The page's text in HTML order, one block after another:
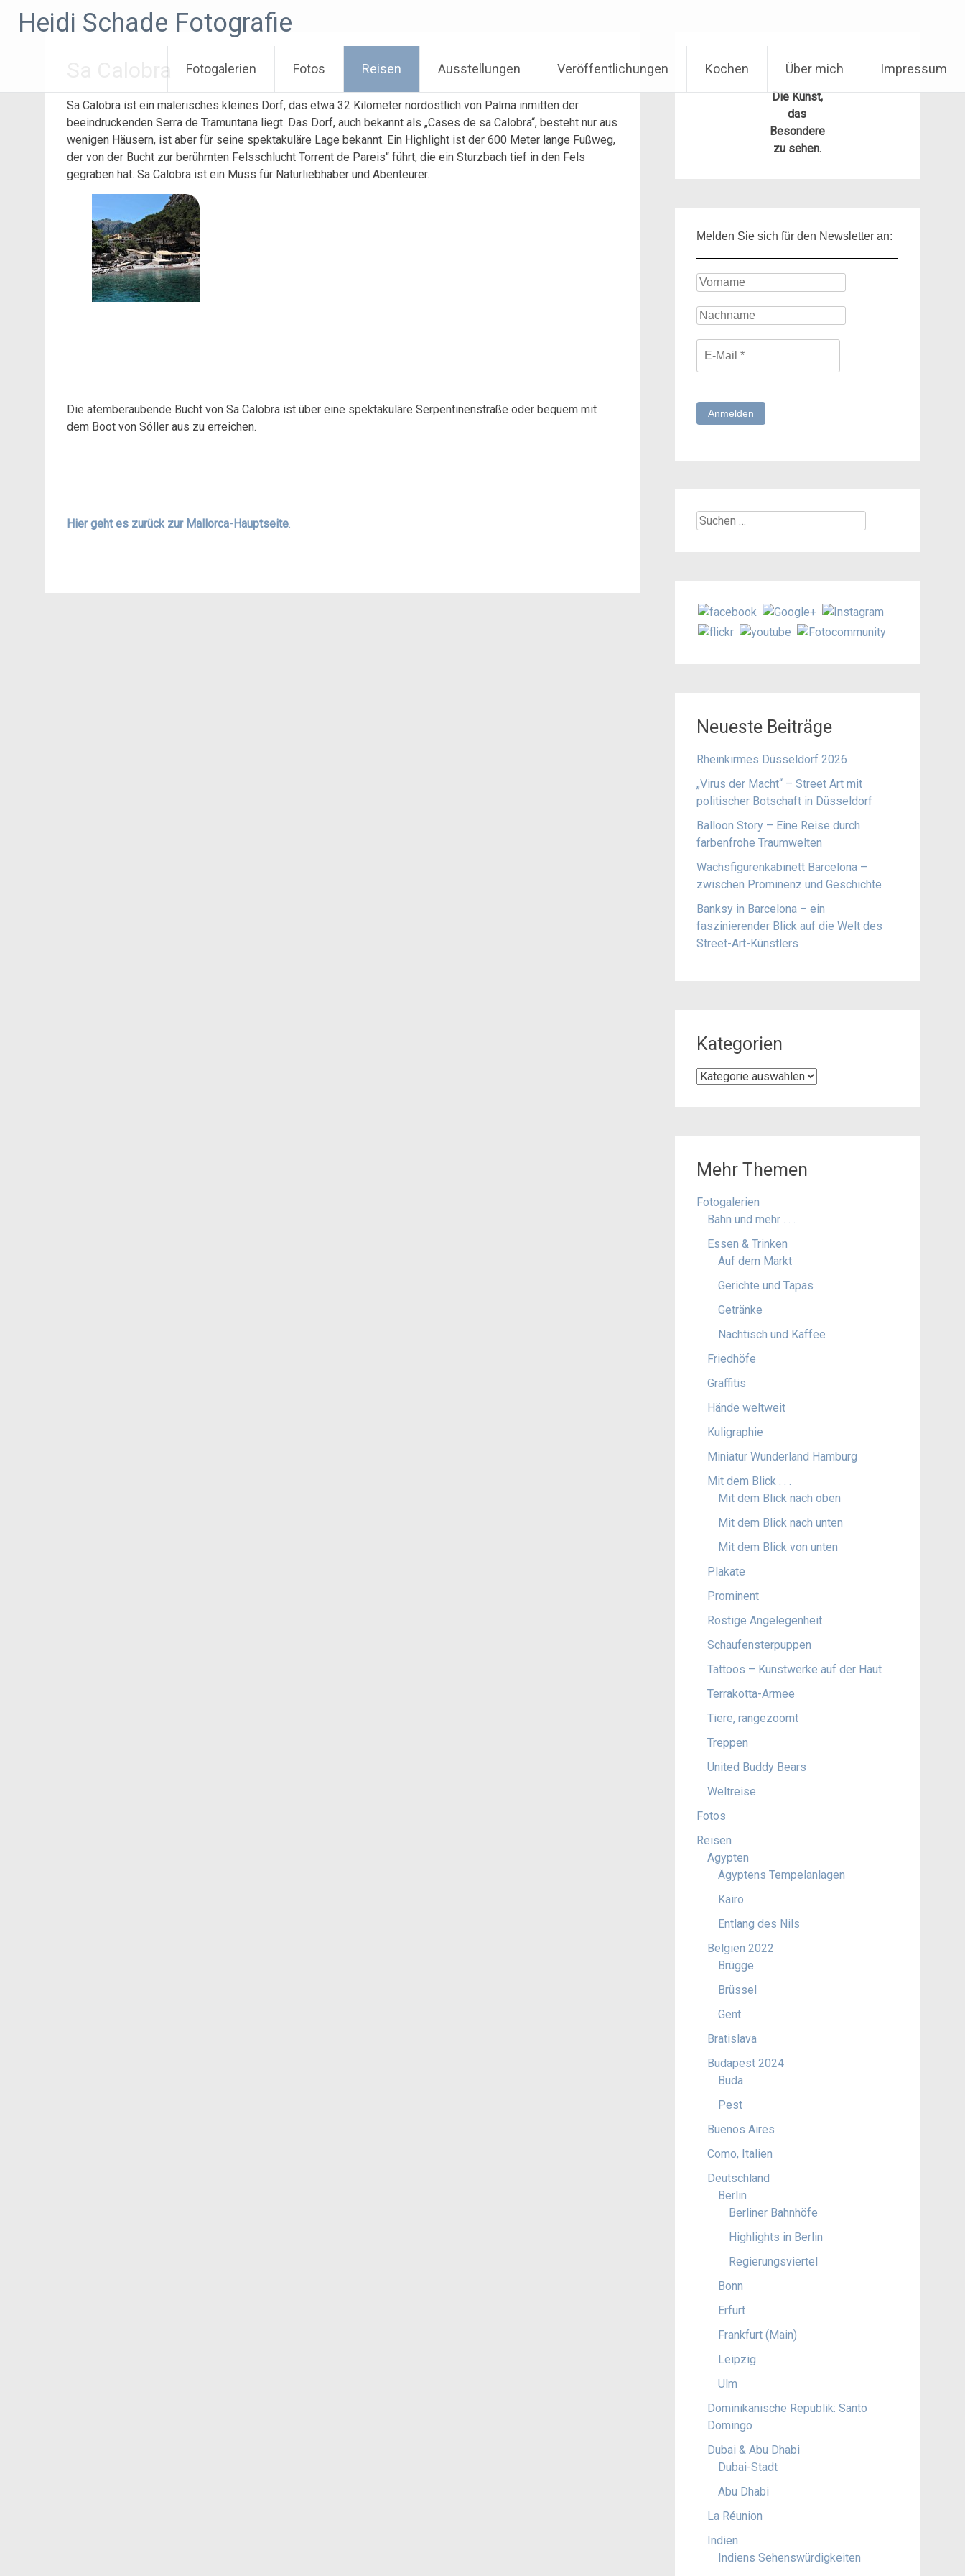
InhaltHeidi Schade Fotografie
Fotogalerien Fotos Reisen Ausstellungen Veröffentlichungen Kochen Über mich Impressum
Sa Calobra ist ein malerisches kleines Dorf, das etwa 32 Kilometer nordöstlich von Palma inmitten der
beeindruckenden Serra de Tramuntana liegt. Das Dorf, auch bekannt als „Cases de sa Calobra“, besteht nur aus
wenigen Häusern, ist aber für seine spektakuläre Lage bekannt. Ein Highlight ist der 600 Meter lange Fußweg,
der von der Bucht zur berühmten Felsschlucht Torrent de Pareis“ führt, die ein Sturzbach tief in den Fels
gegraben hat. Sa Calobra ist ein Muss für Naturliebhaber und Abenteurer.
Die atemberaubende Bucht von Sa Calobra ist über eine spektakuläre Serpentinenstraße oder bequem mit
dem Boot von Sóller aus zu erreichen.
Hier geht es zurück zur Mallorca-Hauptseite.
Die Kunst,
das
Besondere
zu sehen.
Melden Sie sich für den Newsletter an:
Suchen
Neueste Beiträge
Rheinkirmes Düsseldorf 2026
„Virus der Macht“ – Street Art mit
politischer Botschaft in Düsseldorf
Balloon Story – Eine Reise durch
farbenfrohe Traumwelten
Wachsfigurenkabinett Barcelona –
zwischen Prominenz und Geschichte
Banksy in Barcelona – ein
faszinierender Blick auf die Welt des
Street-Art-Künstlers
Kategorien
Kategorien
Mehr Themen
Fotogalerien
Bahn und mehr . . .
Essen & Trinken
Auf dem Markt
Gerichte und Tapas
Getränke
Nachtisch und Kaffee
Friedhöfe
Graffitis
Hände weltweit
Kuligraphie
Miniatur Wunderland Hamburg
Mit dem Blick . . .
Mit dem Blick nach oben
Mit dem Blick nach unten
Mit dem Blick von unten
Plakate
Prominent
Rostige Angelegenheit
Schaufensterpuppen
Tattoos – Kunstwerke auf der Haut
Terrakotta-Armee
Tiere, rangezoomt
Treppen
United Buddy Bears
Weltreise
Fotos
Reisen
Ägypten
Ägyptens Tempelanlagen
Kairo
Entlang des Nils
Belgien 2022
Brügge
Brüssel
Gent
Bratislava
Budapest 2024
Buda
Pest
Buenos Aires
Como, Italien
Deutschland
Berlin
Berliner Bahnhöfe
Highlights in Berlin
Regierungsviertel
Bonn
Erfurt
Frankfurt (Main)
Leipzig
Ulm
Dominikanische Republik: Santo
Domingo
Dubai & Abu Dhabi
Dubai-Stadt
Abu Dhabi
La Réunion
Indien
Indiens Sehenswürdigkeiten